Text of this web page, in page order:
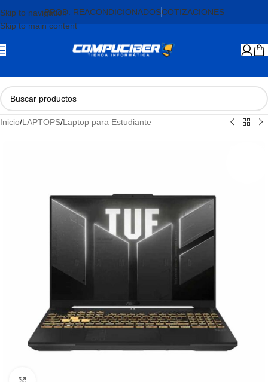
Skip to navigation
Skip to main content
PROD. REACONDICIONADOSCOTIZACIONES
Inicio/LAPTOPS/Laptop para Estudiante